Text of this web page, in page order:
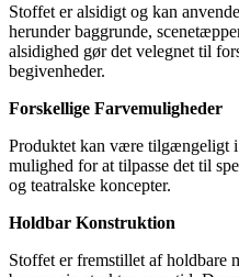
Stoffet er alsidigt og kan
herunder baggrunde,
alsidighed gør det velegnet til
begivenheder.
Forskellige Farvemuligheder
Produktet kan være tilgængeligt
mulighed for at tilpasse det til
og teatralske koncepter.
Holdbar Konstruktion
Stoffet er fremstillet af holdbare